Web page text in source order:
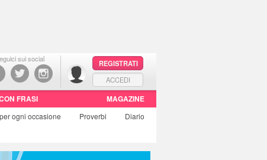
sui social
REGISTRATI
ACCEDI
FRASI MAGAZINE
per ogni occasione Proverbi
Diario